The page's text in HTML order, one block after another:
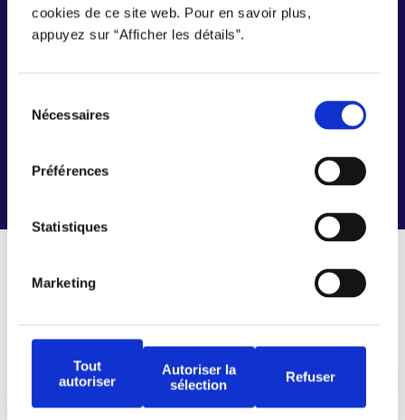
cookies de ce site web. Pour en savoir plus,
appuyez sur “Afficher les détails”.
Nécessaires
Préférences
Statistiques
Marketing
Tout
autoriser
Autoriser la
sélection
Refuser
Connecter travailleurs et
entreprises, simplement.
Nous joindre